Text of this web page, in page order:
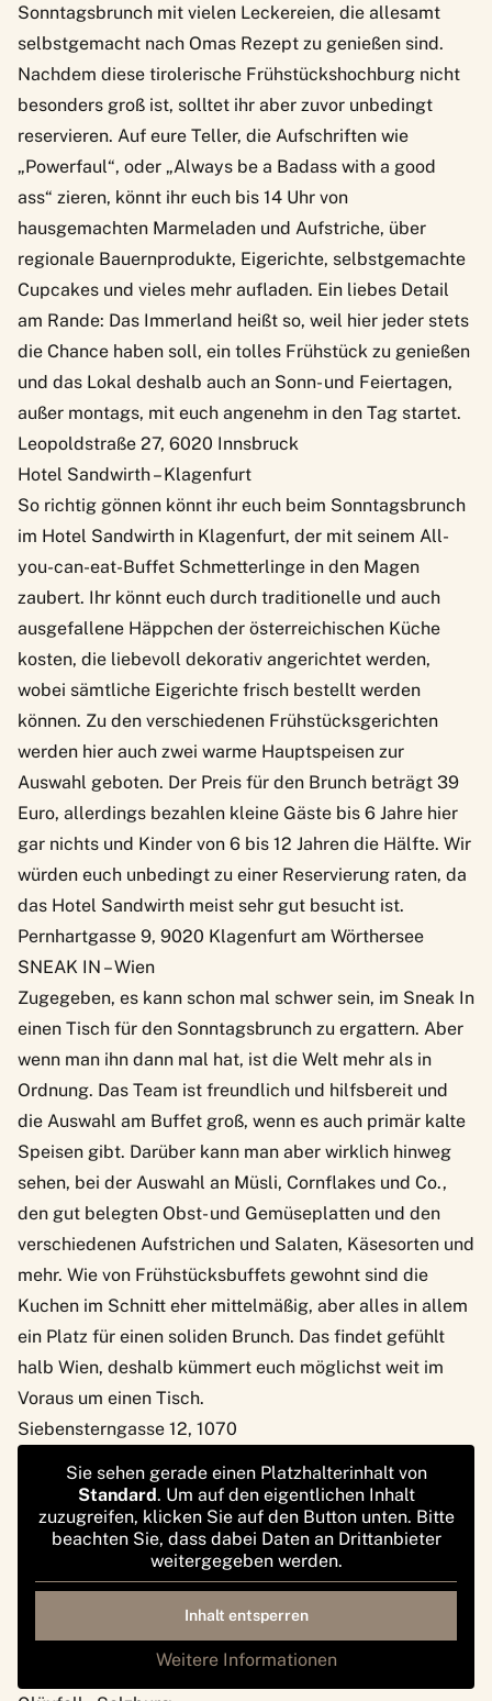
Sonntagsbrunch mit vielen Leckereien, die allesamt
selbstgemacht nach Omas Rezept zu genießen sind.
Nachdem diese tirolerische Frühstückshochburg nicht
besonders groß ist, solltet ihr aber zuvor unbedingt
reservieren. Auf eure Teller, die Aufschriften wie
„Powerfaul“, oder „Always be a Badass with a good
ass“ zieren, könnt ihr euch bis 14 Uhr von
hausgemachten Marmeladen und Aufstriche, über
regionale Bauernprodukte, Eigerichte, selbstgemachte
Cupcakes und vieles mehr aufladen. Ein liebes Detail
am Rande: Das Immerland heißt so, weil hier jeder stets
die Chance haben soll, ein tolles Frühstück zu genießen
und das Lokal deshalb auch an Sonn- und Feiertagen,
außer montags, mit euch angenehm in den Tag startet.
Leopoldstraße 27, 6020 Innsbruck
Hotel Sandwirth – Klagenfurt
So richtig gönnen könnt ihr euch beim Sonntagsbrunch
im Hotel Sandwirth in Klagenfurt, der mit seinem All-
you-can-eat-Buffet Schmetterlinge in den Magen
zaubert. Ihr könnt euch durch traditionelle und auch
ausgefallene Häppchen der österreichischen Küche
kosten, die liebevoll dekorativ angerichtet werden,
wobei sämtliche Eigerichte frisch bestellt werden
können. Zu den verschiedenen Frühstücksgerichten
werden hier auch zwei warme Hauptspeisen zur
Auswahl geboten. Der Preis für den Brunch beträgt 39
Euro, allerdings bezahlen kleine Gäste bis 6 Jahre hier
gar nichts und Kinder von 6 bis 12 Jahren die Hälfte. Wir
würden euch unbedingt zu einer Reservierung raten, da
das Hotel Sandwirth meist sehr gut besucht ist.
Pernhartgasse 9, 9020 Klagenfurt am Wörthersee
SNEAK IN – Wien
Zugegeben, es kann schon mal schwer sein, im Sneak In
einen Tisch für den Sonntagsbrunch zu ergattern. Aber
wenn man ihn dann mal hat, ist die Welt mehr als in
Ordnung. Das Team ist freundlich und hilfsbereit und
die Auswahl am Buffet groß, wenn es auch primär kalte
Speisen gibt. Darüber kann man aber wirklich hinweg
sehen, bei der Auswahl an Müsli, Cornflakes und Co.,
den gut belegten Obst- und Gemüseplatten und den
verschiedenen Aufstrichen und Salaten, Käsesorten und
mehr. Wie von Frühstücksbuffets gewohnt sind die
Kuchen im Schnitt eher mittelmäßig, aber alles in allem
ein Platz für einen soliden Brunch. Das findet gefühlt
halb Wien, deshalb kümmert euch möglichst weit im
Voraus um einen Tisch.
Siebensterngasse 12, 1070
Sie sehen gerade einen Platzhalterinhalt von
Standard. Um auf den eigentlichen Inhalt
zuzugreifen, klicken Sie auf den Button unten. Bitte
beachten Sie, dass dabei Daten an Drittanbieter
weitergegeben werden.
Inhalt entsperren
Weitere Informationen